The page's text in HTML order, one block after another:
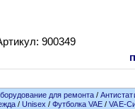
900349
для ремонта /
/Unisex /Футболка VAE /VAE-